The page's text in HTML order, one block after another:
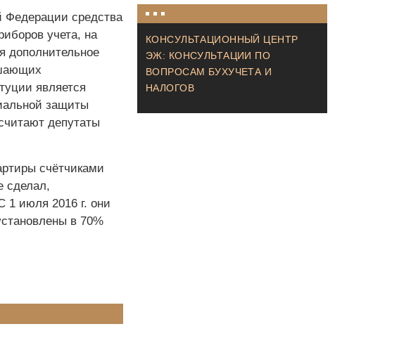
Федерации средства
учета, на
дополнительное
является
защиты
депутаты
счётчиками
сделал,
1 июля 2016 г. они
в 70%
КОНСУЛЬТАЦИОННЫЙ ЦЕНТР
ЭЖ: КОНСУЛЬТАЦИИ ПО
ВОПРОСАМ БУХУЧЕТА И
НАЛОГОВ